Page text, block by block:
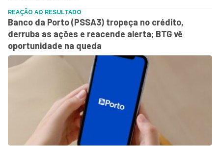
REAÇÃO AO RESULTADO
Banco da Porto (PSSA3) tropeça no crédito,
derruba as ações e reacende alerta; BTG vê
oportunidade na queda